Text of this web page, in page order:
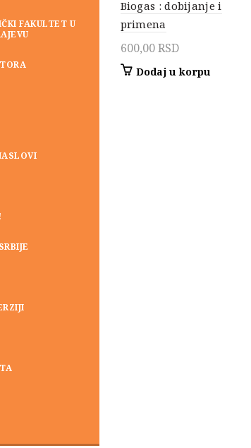
Biogas : dobijanje i
primena
600,00RSD
Dodaj u korpu
FAKULTET U